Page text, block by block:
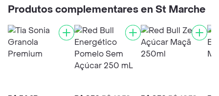
Produtos complementares en St Marche